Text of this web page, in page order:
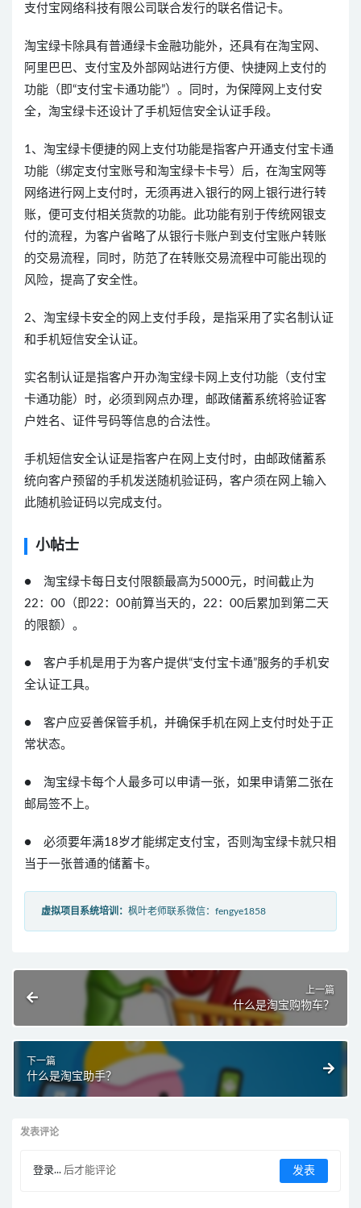
支付宝网络科技有限公司联合发行的联名借记卡。
淘宝绿卡除具有普通绿卡金融功能外，还具有在淘宝网、
阿里巴巴、支付宝及外部网站进行方便、快捷网上支付的
功能（即“支付宝卡通功能”）。同时，为保障网上支付安
全，淘宝绿卡还设计了手机短信安全认证手段。
1、淘宝绿卡便捷的网上支付功能是指客户开通支付宝卡通
功能（绑定支付宝账号和淘宝绿卡卡号）后，在淘宝网等
网络进行网上支付时，无须再进入银行的网上银行进行转
账，便可支付相关货款的功能。此功能有别于传统网银支
付的流程，为客户省略了从银行卡账户到支付宝账户转账
的交易流程，同时，防范了在转账交易流程中可能出现的
风险，提高了安全性。
2、淘宝绿卡安全的网上支付手段，是指采用了实名制认证
和手机短信安全认证。
实名制认证是指客户开办淘宝绿卡网上支付功能（支付宝
卡通功能）时，必须到网点办理，邮政储蓄系统将验证客
户姓名、证件号码等信息的合法性。
手机短信安全认证是指客户在网上支付时，由邮政储蓄系
统向客户预留的手机发送随机验证码，客户须在网上输入
此随机验证码以完成支付。
小帖士
● 淘宝绿卡每日支付限额最高为5000元，时间截止为
22：00（即22：00前算当天的，22：00后累加到第二天
的限额）。
● 客户手机是用于为客户提供“支付宝卡通”服务的手机安
全认证工具。
● 客户应妥善保管手机，并确保手机在网上支付时处于正
常状态。
● 淘宝绿卡每个人最多可以申请一张，如果申请第二张在
邮局签不上。
● 必须要年满18岁才能绑定支付宝，否则淘宝绿卡就只相
当于一张普通的储蓄卡。
虚拟项目系统培训： 枫叶老师联系微信：fengye1858
上一篇
什么是淘宝购物车？
下一篇
什么是淘宝助手？
发表评论
登录... 后才能评论